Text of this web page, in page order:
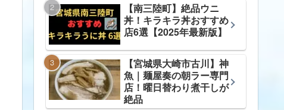
【南三陸町】絶品ウニ
丼！キラキラ丼おすすめ
店6選【2025年最新版】
【宮城県大崎市古川】神
魚｜麺屋奏の朝ラー専門
店！曜日替わり煮干しが
絶品